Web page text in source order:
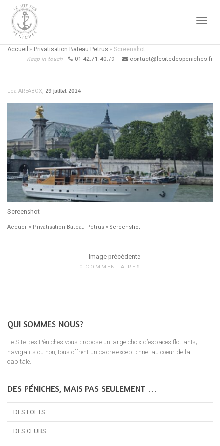
Accueil » Privatisation Bateau Petrus » Screenshot
Keep in touch
01.42.71.40.79 contact@lesitedespeniches.fr
Lea AREABOX, 29 juillet 2024
Screenshot
Accueil » Privatisation Bateau Petrus » Screenshot
Image précédente
0 COMMENTAIRES
QUI SOMMES NOUS?
Le Site des Péniches vous propose un large choix d’espaces flottants;
navigants ou non, tous offrent un cadre exceptionnel au coeur de la
capitale.
DES PÉNICHES, MAIS PAS SEULEMENT …
… DES LOFTS
… DES CLUBS